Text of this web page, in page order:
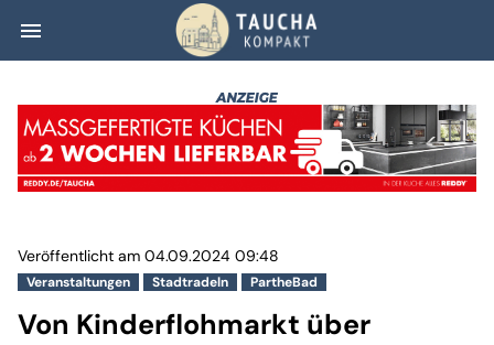
menu Von
Veranstaltungen Stadtradeln PartheBad
Veröffentlicht am 04.09.2024 09:48
Von Kinderflohmarkt über